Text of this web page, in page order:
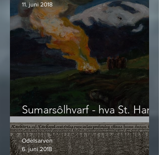
Sumarsôlhvarf - hva St. Hans
egentlig er
11. juni 2018
Odelsarven
6. juni 2018